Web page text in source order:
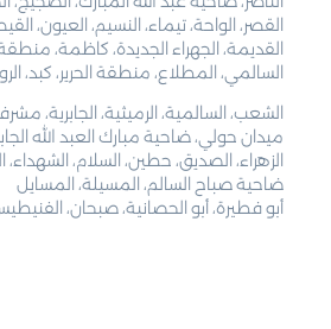
القصر، الواحة، تيماء، النسيم، العيون،
القديمة، الجهراء الجديدة، كاظمة،
السالمي، المطلاع، منطقة الحرير، كبد،
الشعب، السالمية، الرميثية، الجابرية،
ميدان حولي، ضاحية مبارك العبد الله
الزهراء، الصديق، حطين، السلام، الشهداء،
ضاحية صباح السالم، المسيلة، المسايل
أبو فطيرة، أبو الحصانية، صبحان،